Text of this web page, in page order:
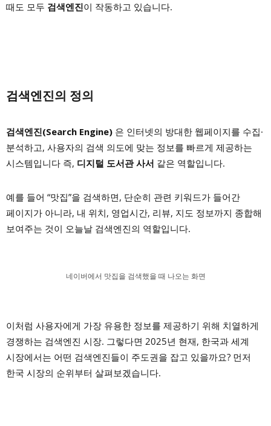
때도 모두 검색엔진이 작동하고 있습니다.
검색엔진의 정의
검색엔진(Search Engine) 은 인터넷의 방대한 웹페이지를 수집·
분석하고, 사용자의 검색 의도에 맞는 정보를 빠르게 제공하는
시스템입니다 즉, 디지털 도서관 사서 같은 역할입니다.
예를 들어 “맛집”을 검색하면, 단순히 관련 키워드가 들어간
페이지가 아니라, 내 위치, 영업시간, 리뷰, 지도 정보까지 종합해
보여주는 것이 오늘날 검색엔진의 역할입니다.
네이버에서 맛집을 검색했을 때 나오는 화면
이처럼 사용자에게 가장 유용한 정보를 제공하기 위해 치열하게
경쟁하는 검색엔진 시장. 그렇다면 2025년 현재, 한국과 세계
시장에서는 어떤 검색엔진들이 주도권을 잡고 있을까요? 먼저
한국 시장의 순위부터 살펴보겠습니다.